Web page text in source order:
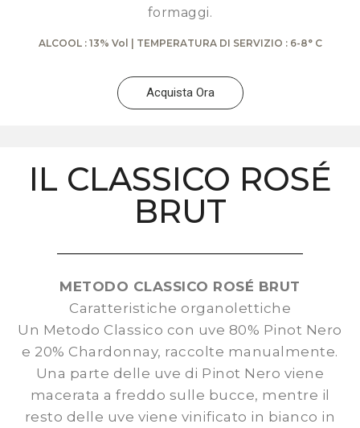
formaggi.
ALCOOL : 13% Vol | TEMPERATURA DI SERVIZIO : 6-8° C
Acquista Ora
IL CLASSICO ROSÉ
BRUT
METODO CLASSICO ROSÉ BRUT
Caratteristiche organolettiche
Un Metodo Classico con uve 80% Pinot Nero
e 20% Chardonnay, raccolte manualmente.
Una parte delle uve di Pinot Nero viene
macerata a freddo sulle bucce, mentre il
resto delle uve viene vinificato in bianco in